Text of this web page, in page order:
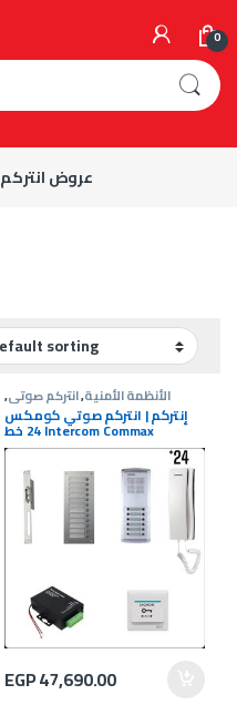
0
عروض انتركم
الأنظمة الأمنية,انتركم صوتى,
عروض انتركم
إنتركم | انتركم صوتي كومكس
24 خط Intercom Commax
EGP47,690.00